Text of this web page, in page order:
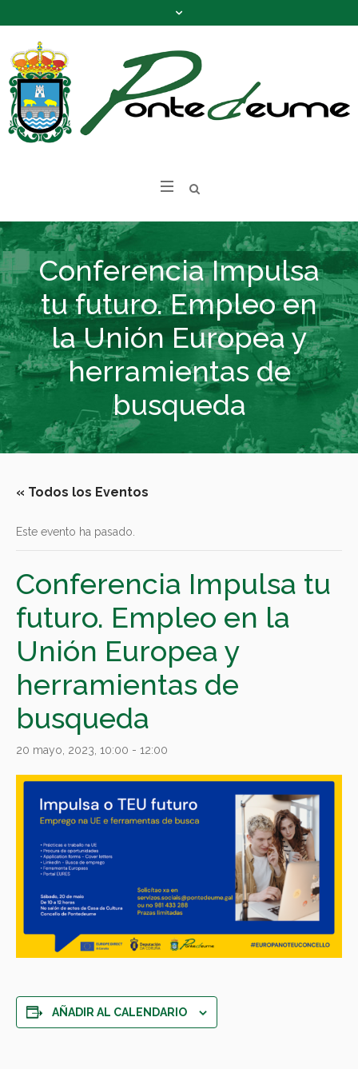
Conferencia Impulsa
tu futuro. Empleo en
la Unión Europea y
herramientas de
busqueda
« Todos los Eventos
Este evento ha pasado.
Conferencia Impulsa tu
futuro. Empleo en la
Unión Europea y
herramientas de
busqueda
20 mayo, 2023, 10:00 - 12:00
AÑADIR AL CALENDARIO